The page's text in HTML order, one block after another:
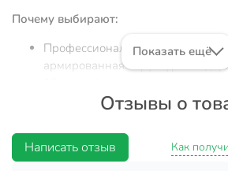
Почему выбирают:
Профессиональная
армированная структура
системе водоснабжения.
материал ПВХ не содержит
агрессивному УФ-
Показать ещё
Отзывы о
Написать отзыв Как